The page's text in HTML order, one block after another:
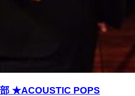
★ACOUSTIC POPS